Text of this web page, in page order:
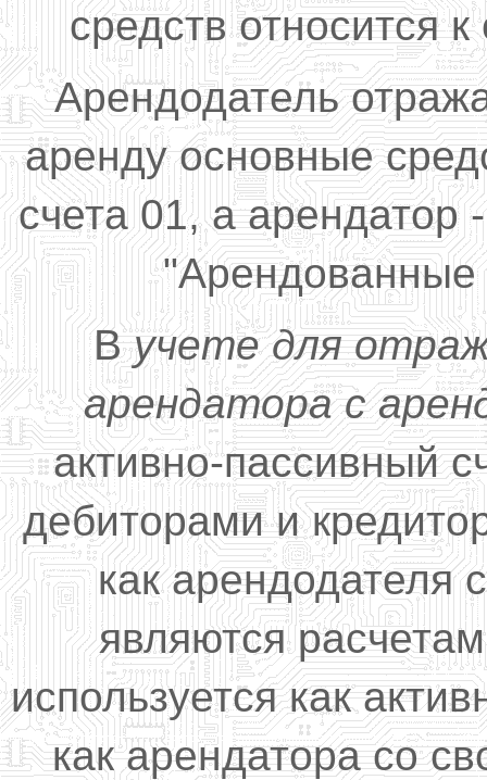
средств относится
Арендодатель
аренду основные
счета 01, а арендатор
"Арендованные
Вучете для
арендатора с
активно-пассивный
дебиторами и
как арендодателя
являются
используется как актив
как арендатора со